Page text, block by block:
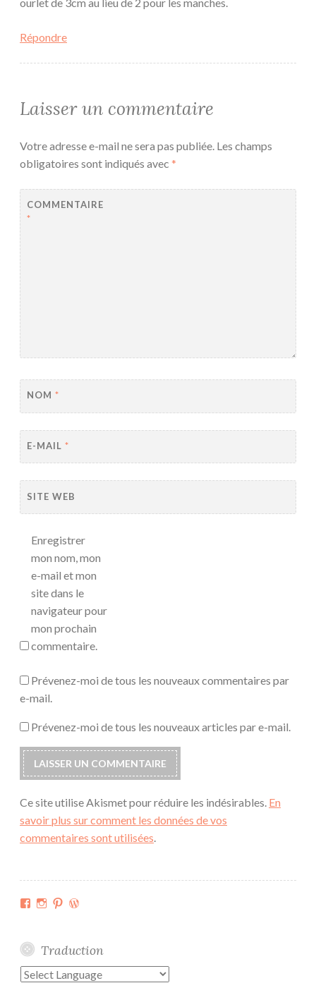
Répondre
Laisser un commentaire
Votre adresse e-mail ne sera pas publiée. Les champs
obligatoires sont indiqués avec *
COMMENTAIRE
*
NOM *
E-MAIL *
SITE WEB
Enregistrer
mon nom, mon
e-mail et mon
site dans le
navigateur pour
mon prochain
commentaire.
Prévenez-moi de tous les nouveaux commentaires par
e-mail.
Prévenez-moi de tous les nouveaux articles par e-mail.
Ce site utilise Akismet pour réduire les indésirables. En
savoir plus sur comment les données de vos
commentaires sont utilisées.
Facebook
Instagram
Pinterest
Traduction